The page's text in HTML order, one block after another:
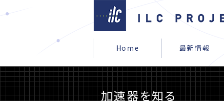
Home 最新情報
最新情報
ILCを知る
宇宙を知る
加速器を知る
ILCを応援する
加速器を知る